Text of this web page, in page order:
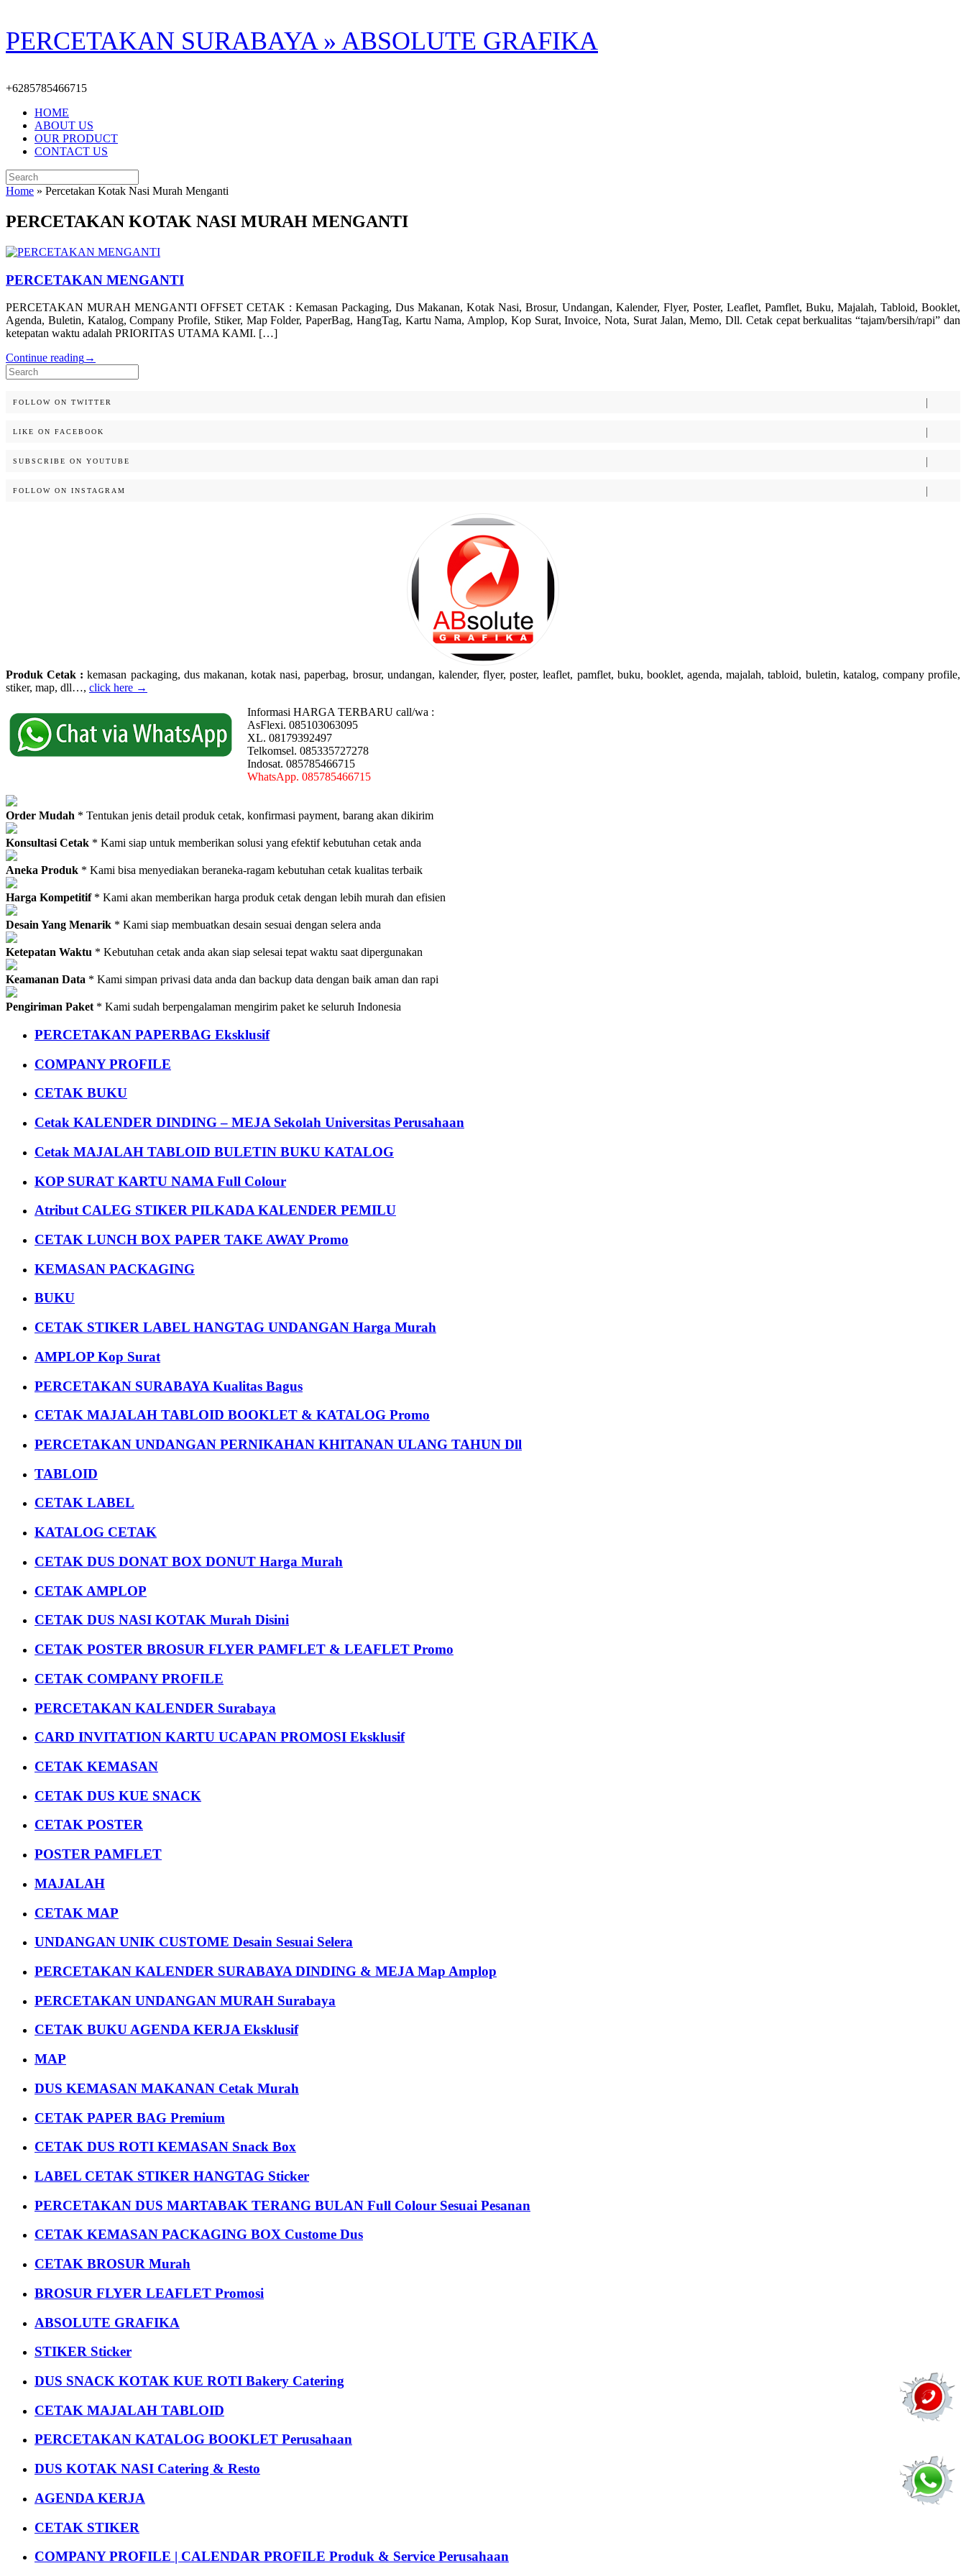
Skip
to
content
PERCETAKAN SURABAYA » ABSOLUTE GRAFIKA
+6285785466715
HOME
ABOUT US
OUR PRODUCT
CONTACT US
Search
for:
Home » Percetakan Kotak Nasi Murah Menganti
PERCETAKAN KOTAK NASI MURAH MENGANTI
PERCETAKAN MENGANTI
PERCETAKAN MURAH MENGANTI OFFSET CETAK : Kemasan Packaging, Dus Makanan, Kotak Nasi, Brosur, Undangan, Kalender, Flyer, Poster, Leaflet, Pamflet, Buku, Majalah, Tabloid, Booklet,
Agenda, Buletin, Katalog, Company Profile, Stiker, Map Folder, PaperBag, HangTag, Kartu Nama, Amplop, Kop Surat, Invoice, Nota, Surat Jalan, Memo, Dll. Cetak cepat berkualitas “tajam/bersih/rapi” dan
ketepatan waktu adalah PRIORITAS UTAMA KAMI. […]
Continue reading→
Search
for:
FOLLOW ON TWITTER
LIKE ON FACEBOOK
SUBSCRIBE ON YOUTUBE
FOLLOW ON INSTAGRAM
Produk Cetak : kemasan packaging, dus makanan, kotak nasi, paperbag, brosur, undangan, kalender, flyer, poster, leaflet, pamflet, buku, booklet, agenda, majalah, tabloid, buletin, katalog, company profile,
stiker, map, dll…, click here →
Informasi HARGA TERBARU call/wa :
AsFlexi. 085103063095
XL. 08179392497
Telkomsel. 085335727278
Indosat. 085785466715
WhatsApp. 085785466715
Order Mudah * Tentukan jenis detail produk cetak, konfirmasi payment, barang akan dikirim
Konsultasi Cetak * Kami siap untuk memberikan solusi yang efektif kebutuhan cetak anda
Aneka Produk * Kami bisa menyediakan beraneka-ragam kebutuhan cetak kualitas terbaik
Harga Kompetitif* Kami akan memberikan harga produk cetak dengan lebih murah dan efisien
Desain Yang Menarik * Kami siap membuatkan desain sesuai dengan selera anda
Ketepatan Waktu * Kebutuhan cetak anda akan siap selesai tepat waktu saat dipergunakan
Keamanan Data * Kami simpan privasi data anda dan backup data dengan baik aman dan rapi
Pengiriman Paket * Kami sudah berpengalaman mengirim paket ke seluruh Indonesia
PERCETAKAN PAPERBAG Eksklusif
COMPANY PROFILE
CETAK BUKU
Cetak KALENDER DINDING – MEJA Sekolah Universitas Perusahaan
Cetak MAJALAH TABLOID BULETIN BUKU KATALOG
KOP SURAT KARTU NAMA Full Colour
Atribut CALEG STIKER PILKADA KALENDER PEMILU
CETAK LUNCH BOX PAPER TAKE AWAY Promo
KEMASAN PACKAGING
BUKU
CETAK STIKER LABEL HANGTAG UNDANGAN Harga Murah
AMPLOP Kop Surat
PERCETAKAN SURABAYA Kualitas Bagus
CETAK MAJALAH TABLOID BOOKLET & KATALOG Promo
PERCETAKAN UNDANGAN PERNIKAHAN KHITANAN ULANG TAHUN Dll
TABLOID
CETAK LABEL
KATALOG CETAK
CETAK DUS DONAT BOX DONUT Harga Murah
CETAK AMPLOP
CETAK DUS NASI KOTAK Murah Disini
CETAK POSTER BROSUR FLYER PAMFLET & LEAFLET Promo
CETAK COMPANY PROFILE
PERCETAKAN KALENDER Surabaya
CARD INVITATION KARTU UCAPAN PROMOSI Eksklusif
CETAK KEMASAN
CETAK DUS KUE SNACK
CETAK POSTER
POSTER PAMFLET
MAJALAH
CETAK MAP
UNDANGAN UNIK CUSTOME Desain Sesuai Selera
PERCETAKAN KALENDER SURABAYA DINDING & MEJA Map Amplop
PERCETAKAN UNDANGAN MURAH Surabaya
CETAK BUKU AGENDA KERJA Eksklusif
MAP
DUS KEMASAN MAKANAN Cetak Murah
CETAK PAPER BAG Premium
CETAK DUS ROTI KEMASAN Snack Box
LABEL CETAK STIKER HANGTAG Sticker
PERCETAKAN DUS MARTABAK TERANG BULAN Full Colour Sesuai Pesanan
CETAK KEMASAN PACKAGING BOX Custome Dus
CETAK BROSUR Murah
BROSUR FLYER LEAFLET Promosi
ABSOLUTE GRAFIKA
STIKER Sticker
DUS SNACK KOTAK KUE ROTI Bakery Catering
CETAK MAJALAH TABLOID
PERCETAKAN KATALOG BOOKLET Perusahaan
DUS KOTAK NASI Catering & Resto
AGENDA KERJA
CETAK STIKER
COMPANY PROFILE | CALENDAR PROFILE Produk & Service Perusahaan